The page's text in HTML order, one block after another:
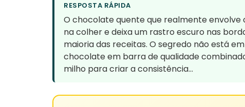
RESPOSTA RÁPIDA
O chocolate quente que realmente
na colher e deixa um rastro escuro nas
maioria das receitas. O segredo não está
chocolate em barra de qualidade
milho para criar a consistência…